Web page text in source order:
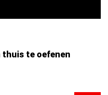
thuis te oefenen